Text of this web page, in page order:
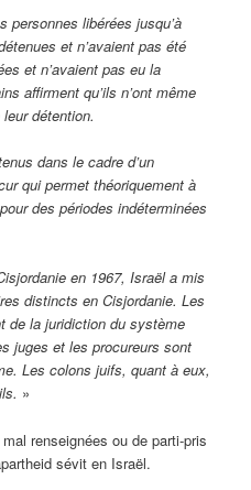
personnes libérées jusqu’à
et n’avaient pas été
et n’avaient pas eu la
affirment qu’ils n’ont même
détention.
dans le cadre d’un
qui permet théoriquement à
des périodes indéterminées
en 1967, Israël a mis
distincts en Cisjordanie. Les
de la juridiction du système
juges et les procureurs sont
Les colons juifs, quant à eux,
»
renseignées ou de parti-pris
sévit en Israël.